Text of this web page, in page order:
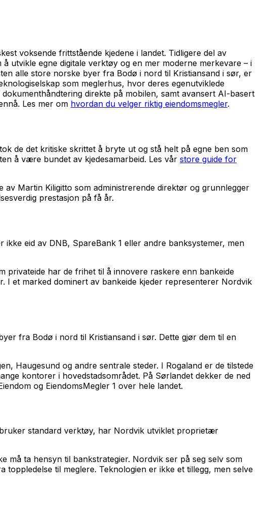
voksende frittstående kjedene i landet. Tidligere del av
utvikle egne digitale verktøy og en mer moderne merkevare – i
alle store norske byer fra Bodø i nord til Kristiansand i sør, er
som meglerhus, hvor deres egenutviklede
direkte på mobilen, samt avansert AI-basert
Les mer om hvordan du velger riktig eiendomsmegler.
de det kritiske skrittet å bryte ut og stå helt på egne ben som
å være bundet av kjedesamarbeid. Les vår store guide for
av Martin Kiligitto som administrerende direktør og grunnlegger
prestasjon på få år.
eid av DNB, SpareBank 1 eller andre banksystemer, men
privateide har de frihet til å innovere raskere enn bankeide
et marked dominert av bankeide kjeder representerer Nordvik
fra Bodø i nord til Kristiansand i sør. Dette gjør dem til en
Haugesund og andre sentrale steder. I Rogaland er de tilstede
kontorer i hovedstadsområdet. På Sørlandet dekker de ned
og EiendomsMegler 1 over hele landet.
standard verktøy, har Nordvik utviklet proprietær
må ta hensyn til bankstrategier. Nordvik ser på seg selv som
til meglere. Teknologien er ikke et tillegg, men selve